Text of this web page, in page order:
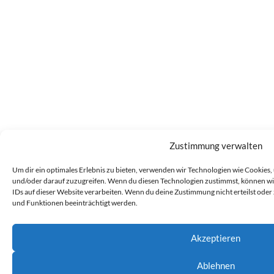
Zustimmung verwalten
Um dir ein optimales Erlebnis zu bieten, verwenden wir Technologien wie
und/oder darauf zuzugreifen. Wenn du diesen Technologien zustimmst, können
IDs auf dieser Website verarbeiten. Wenn du deine Zustimmung nicht erteilst
und Funktionen beeinträchtigt werden.
Akzeptieren
Ablehnen